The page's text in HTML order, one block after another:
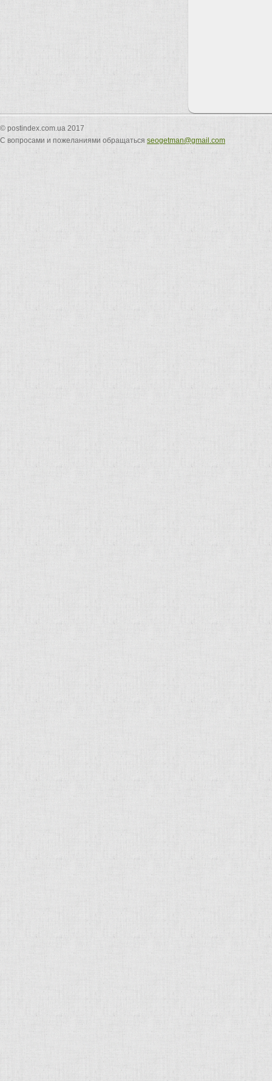
© postindex.com.ua 2017
С вопросами и пожеланиями обращаться seogetman@gmail.com